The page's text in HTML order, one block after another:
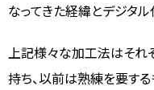
なってきた経緯とデジタ
上記様々な加工法はそれ
持ち、以前は熟練を要す